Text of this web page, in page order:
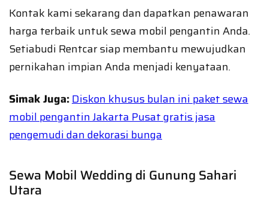
Kontak kami sekarang dan dapatkan penawaran
harga terbaik untuk sewa mobil pengantin Anda.
Setiabudi Rentcar siap membantu mewujudkan
pernikahan impian Anda menjadi kenyataan.
Simak Juga:Diskon khusus bulan ini paket sewa
mobil pengantin Jakarta Pusat gratis jasa
pengemudi dan dekorasi bunga
Sewa Mobil Wedding di Gunung Sahari
Utara